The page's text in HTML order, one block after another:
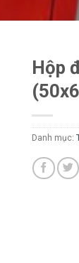
Hộp
Danh mục: